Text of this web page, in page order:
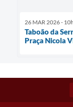
26 MAR 2026 -
Taboão da
Praça Nicola